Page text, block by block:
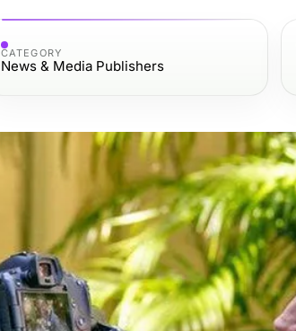
CATEGORY
News & Media Publishers